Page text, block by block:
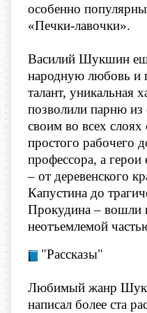
особенно
«Печки-лавочки» .
Василий Шукшин
народную любовь и
талант, уникальная
позволили парню из
своим во всех слоях
простого рабочего
профессора, а герои
– от деревенского
Капустина до
Прокудина – вошли
неотъемлемой
​"Рассказы"
Любимый жанр
написал более ста